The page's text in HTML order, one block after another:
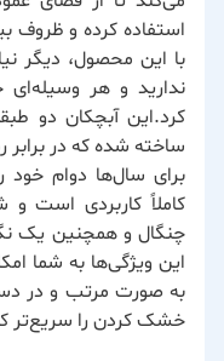
استفاده کرده و ظروف
با این محصول، دیگر
ندارید و هر
کرد.این آبچکان دو
ساخته شده که در
برای سال‌ها دوام
کاملاً کاربردی است
چنگال و همچنین یک
این ویژگی‌ها به شما
به صورت مرتب و در
خشک کردن را سریع‌تر